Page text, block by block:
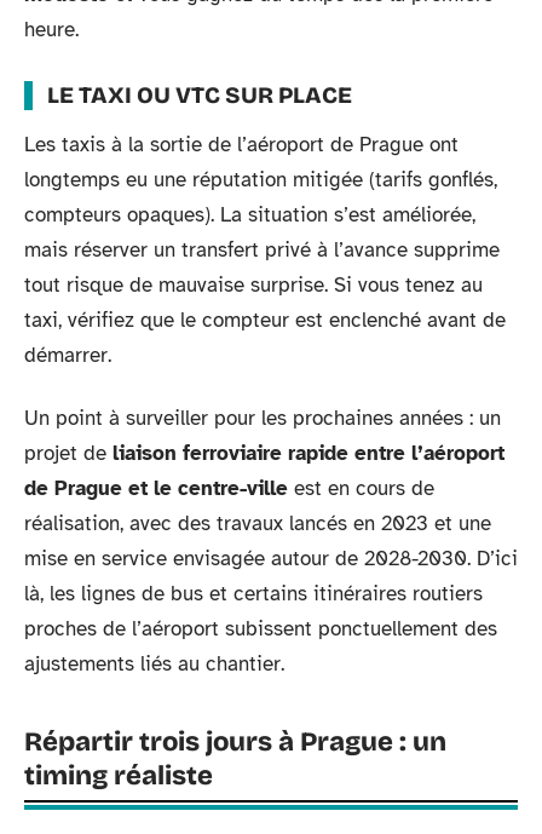
heure.
LE TAXI OU VTC SUR PLACE
Les taxis à la sortie de l’aéroport de Prague ont
longtemps eu une réputation mitigée (tarifs gonflés,
compteurs opaques). La situation s’est améliorée,
mais réserver un transfert privé à l’avance supprime
tout risque de mauvaise surprise. Si vous tenez au
taxi, vérifiez que le compteur est enclenché avant de
démarrer.
Un point à surveiller pour les prochaines années : un
projet de liaison ferroviaire rapide entre l’aéroport
de Prague et le centre-ville est en cours de
réalisation, avec des travaux lancés en 2023 et une
mise en service envisagée autour de 2028-2030. D’ici
là, les lignes de bus et certains itinéraires routiers
proches de l’aéroport subissent ponctuellement des
ajustements liés au chantier.
Répartir trois jours à Prague : un
timing réaliste